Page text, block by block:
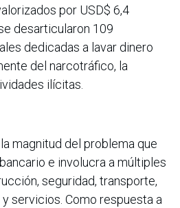
por USD$ 6,4
desarticularon 109
dedicadas a lavar dinero
del narcotráfico, la
ilícitas.
magnitud del problema que
e involucra a múltiples
seguridad, transporte,
servicios. Como respuesta a